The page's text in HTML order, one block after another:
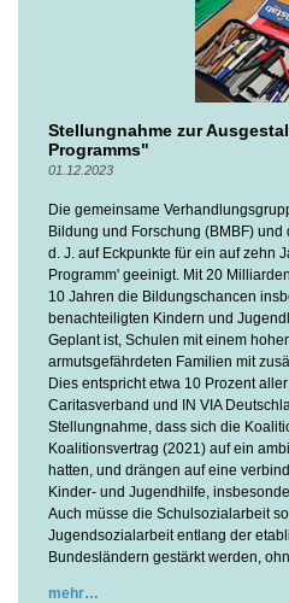
Stellungnahme zur
Programms"
01.12.2023
Die gemeinsame
Bildung und Forschung (BMBF)
d. J. auf Eckpunkte für ein auf zehn
Programm' geeinigt. Mit 20
10 Jahren die Bildungschancen
benachteiligten Kindern und
Geplant ist, Schulen mit einem
armutsgefährdeten Familien mit
Dies entspricht etwa 10 Prozent
Caritasverband und IN VIA
Stellungnahme, dass sich die
Koalitionsvertrag (2021) auf ein
hatten, und drängen auf eine
Kinder- und Jugendhilfe,
Auch müsse die Schulsozialarbeit
Jugendsozialarbeit entlang der
Bundesländern gestärkt werden,
mehr